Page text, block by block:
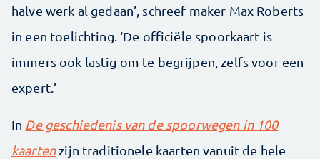
halve werk al gedaan’, schreef maker Max Roberts
in een toelichting. ‘De officiële spoorkaart is
immers ook lastig om te begrijpen, zelfs voor een
expert.’
In De geschiedenis van de spoorwegen in 100
kaartenzijn traditionele kaarten vanuit de hele